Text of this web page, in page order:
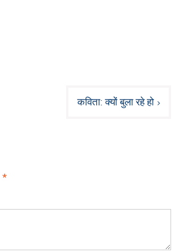
कविता: क्यों बुला रहे हो
*